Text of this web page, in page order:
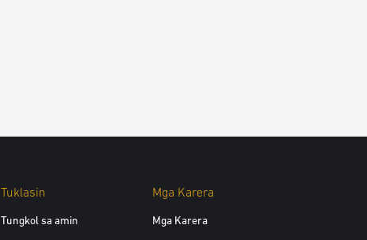
Tuklasin
Tungkol sa amin
Mga Karera
Mga Karera